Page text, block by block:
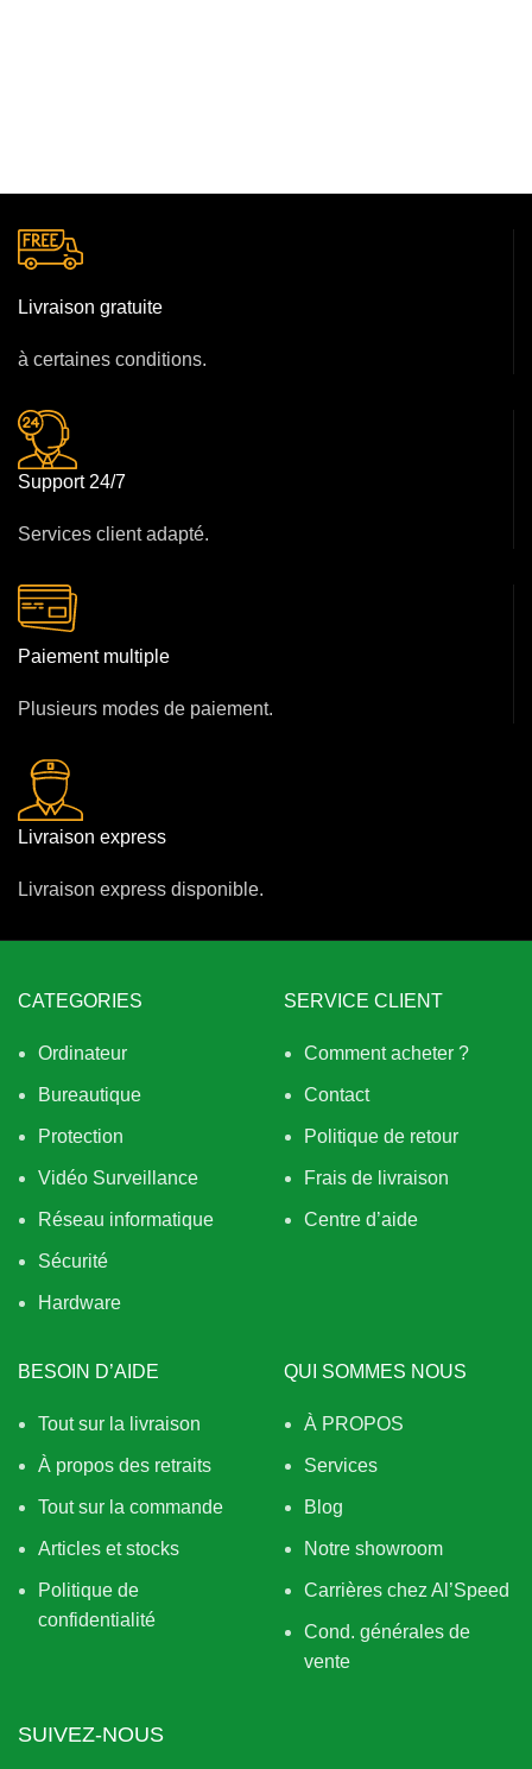
Livraison gratuite
à certaines conditions.
Support 24/7
Services client adapté.
Paiement multiple
Plusieurs modes de paiement.
Livraison express
Livraison express disponible.
CATEGORIES
Ordinateur
Bureautique
Protection
Vidéo Surveillance
Réseau informatique
Sécurité
Hardware
SERVICE CLIENT
Comment acheter ?
Contact
Politique de retour
Frais de livraison
Centre d’aide
BESOIN D’AIDE
Tout sur la livraison
À propos des retraits
Tout sur la commande
Articles et stocks
Politique de
confidentialité
QUI SOMMES NOUS
À PROPOS
Services
Blog
Notre showroom
Carrières chez Al’Speed
Cond. générales de
vente
SUIVEZ-NOUS